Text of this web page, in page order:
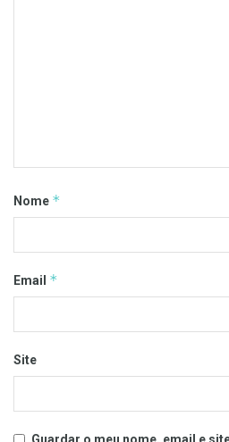
Nome *
Email *
Site
Guardar o meu nome, email e